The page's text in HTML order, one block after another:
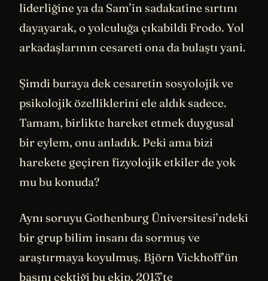
liderliğine ya da Sam’in sadakatine sırtını
dayayarak, o yolculuğa çıkabildi Frodo. Yol
arkadaşlarının cesareti ona da bulaştı yani.
Şimdi buraya dek cesaretin sosyolojik ve
psikolojik özelliklerini ele aldık sadece.
Tamam, birlikte hareket etmek duygusal
bir eylem, onu anladık. Peki ama bizi
harekete geçiren fizyolojik etkiler de yok
mu bu konuda?
Aynı soruyu Gothenburg Üniversitesi’ndeki
bir grup bilim insanı da sormuş ve
araştırmaya koyulmuş. Björn Vickhoff’ün
başını çektiği bu ekip, 2013’te